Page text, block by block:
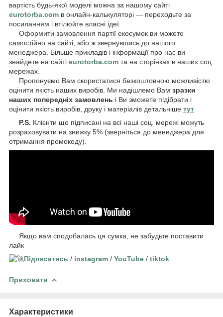
вартість будь-якої моделі можна за нашому сайті
eurotorba.com в онлайн-калькуляторі — переходьте за
посиланням і втілюйте власні ідеї.
Оформити замовлення партії екосумок ви можете
самостійно на сайті, або ж звернувшись до нашого
менеджера. Більше прикладів і інформації про нас ви
знайдете на сайті eurotorba.com та на сторінках в наших соц.
мережах.
Пропонуємо Вам скористатися безкоштовною можливістю
оцінити якість наших виробів. Ми надішлемо Вам зразки
наших попередніх замовлень і Ви зможете підібрати і
оцінити якість виробів, друку і матеріалів детальніше тут
P.S. Клієнти що підписані на всі наші соц. мережі можуть
розраховувати на знижку 5% (зверніться до менеджера для
отримання промокоду).
Якщо вам сподобалась ця сумка, не забудьте поставити
лайк
Підписатись / instagram / YouTube / tiktok
Приховати
Характеристики